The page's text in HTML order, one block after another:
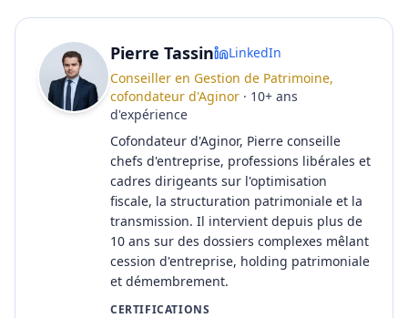
Pierre Tassin
LinkedIn
Conseiller en Gestion de Patrimoine,
cofondateur d'Aginor · 10+ ans
d'expérience
Cofondateur d'Aginor, Pierre conseille
chefs d'entreprise, professions libérales et
cadres dirigeants sur l'optimisation
fiscale, la structuration patrimoniale et la
transmission. Il intervient depuis plus de
10 ans sur des dossiers complexes mêlant
cession d'entreprise, holding patrimoniale
et démembrement.
CERTIFICATIONS